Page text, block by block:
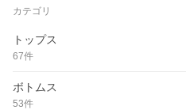
カテゴリ
トップス
67件
ボトムス
53件